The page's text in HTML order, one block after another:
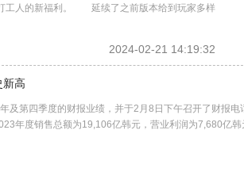
工人的新福利。 延续了之前版本给到玩家多样
2024-02-21 14:19:32
新高
第四季度的财报业绩，并于2月8日下午召开了财报电
年度销售总额为19,106亿韩元，营业利润为7,680亿韩